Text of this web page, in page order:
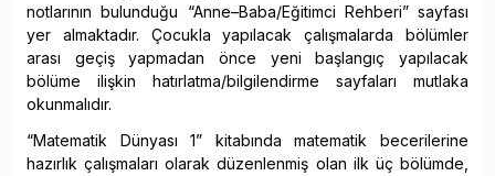
notlarının bulunduğu “Anne–Baba/Eğitimci Rehberi” sayfası
yer almaktadır. Çocukla yapılacak çalışmalarda bölümler
arası geçiş yapmadan önce yeni başlangıç yapılacak
bölüme ilişkin hatırlatma/bilgilendirme sayfaları mutlaka
okunmalıdır.
“Matematik Dünyası 1” kitabında matematik becerilerine
hazırlık çalışmaları olarak düzenlenmiş olan ilk üç bölümde,